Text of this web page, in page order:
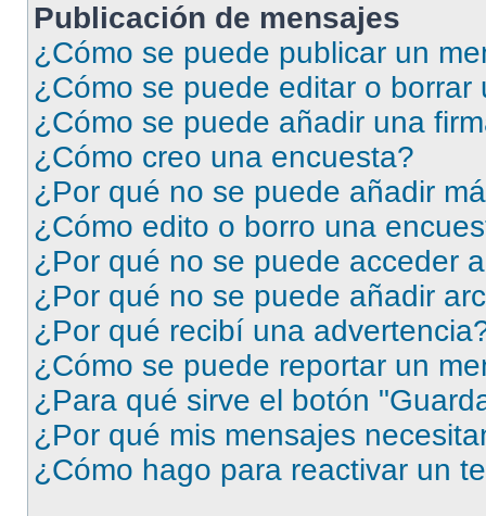
Publicación de mensajes
¿Cómo se puede publicar un
¿Cómo se puede editar o borrar
¿Cómo se puede añadir una
¿Cómo creo una encuesta?
¿Por qué no se puede añadir
¿Cómo edito o borro una
¿Por qué no se puede acceder
¿Por qué no se puede añadir
¿Por qué recibí una
¿Cómo se puede reportar un
¿Para qué sirve el botón
¿Por qué mis mensajes
¿Cómo hago para reactivar un